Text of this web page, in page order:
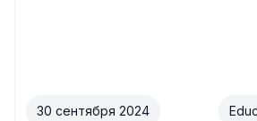
30 сентября 2024